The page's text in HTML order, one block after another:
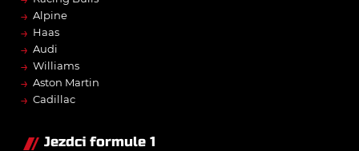
→ Alpine
→ Haas
→ Audi
→ Williams
→ Aston Martin
→ Cadillac
Jezdci formule 1